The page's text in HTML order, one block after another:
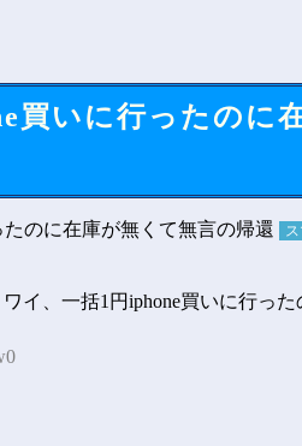
おおおお他
買いに行ったのに